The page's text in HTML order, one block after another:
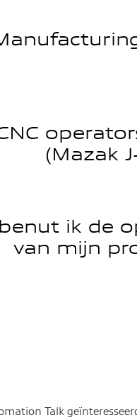
(Mazak
ik de
van mijn
Talk